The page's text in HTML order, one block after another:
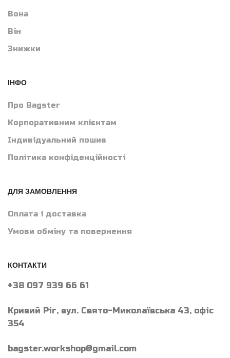
Вона
Він
Знижки
ІНФО
Про Bagster
Корпоративним клієнтам
Індивідуальний пошив
Політика конфіденційності
ДЛЯ ЗАМОВЛЕННЯ
Оплата і доставка
Умови обміну та повернення
КОНТАКТИ
+38 097 939 66 61
Кривий Ріг, вул. Свято-Миколаївська 43, офіс
354
bagster.workshop@gmail.com